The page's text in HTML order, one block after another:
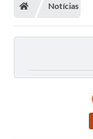
Notícias